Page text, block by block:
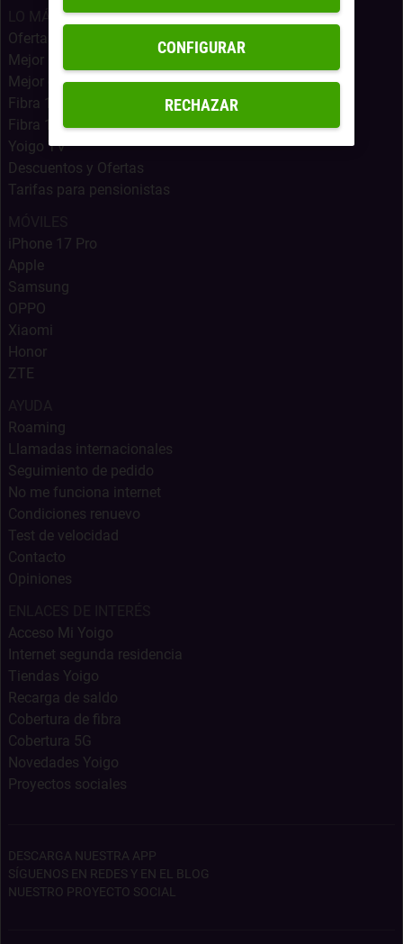
LO MÁS BUSCADO
Ofertas Internet Móvil
Mejor Oferta Fibra
Mejor oferta fibra, móvil y Netflix
Fibra 1Gb + Móvil Infinito
Fibra 1Gb
Yoigo TV
Descuentos y Ofertas
Tarifas para pensionistas
iPhone 17 Pro
Apple
Samsung
OPPO
Xiaomi
Honor
ZTE
Roaming
Llamadas internacionales
Seguimiento de pedido
No me funciona internet
Condiciones renuevo
Test de velocidad
Contacto
Opiniones
Acceso Mi Yoigo
Internet segunda residencia
Tiendas Yoigo
Recarga de saldo
Cobertura de fibra
Cobertura 5G
Novedades Yoigo
Proyectos sociales
DESCARGA NUESTRA APP
SÍGUENOS EN REDES Y EN EL BLOG
NUESTRO PROYECTO SOCIAL
RECHAZAR
CONFIGURAR